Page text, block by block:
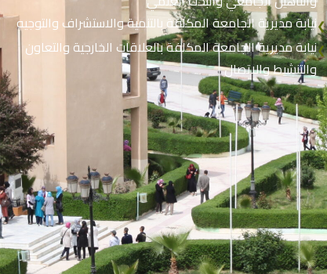
❮نيابة مديرية الجامعة المكلفة بالتنمية والاستشراف والتوجيه
❮نيابة مديرية الجامعة المكلفة بالعلاقات الخارجية والتعاون
والتنشيط والاتصال